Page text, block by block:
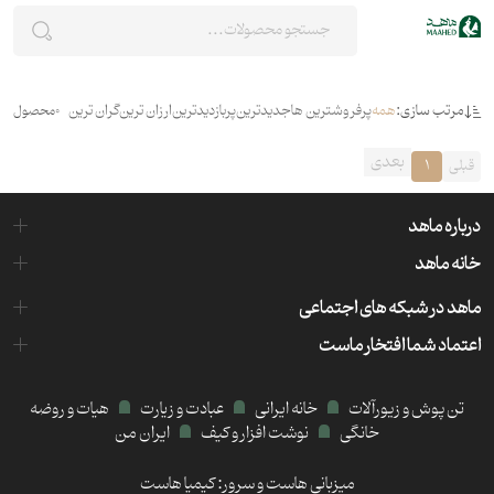
مرتب سازی:همهپرفروشترین هاجدیدترینپربازدیدترینارزان ترینگران ترین 0محصول
قبلی 1 بعدی
درباره ماهد
خانه ماهد
ماهد در شبکه های اجتماعی
اعتماد شما افتخار ماست
تن پوش و زیورآلات خانه ایرانی عبادت و زیارت
هیات و روضه
خانگی
نوشت افزار و کیف
ایران من
میزبانی هاست و سرور:کیمیا هاست